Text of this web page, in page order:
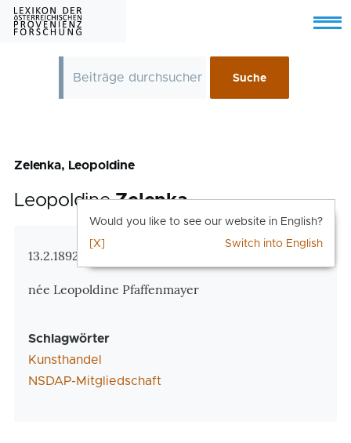
Skip to main content
Menu
Zelenka, Leopoldine
LeopoldineZelenka
Zusatzinformationen
13.2.1892 Wien – 18.9.1970 Wien
née Leopoldine Pfaffenmayer
Schlagwörter
Kunsthandel
NSDAP-Mitgliedschaft
Would you like to see our website in English?
Switch into English
[X]